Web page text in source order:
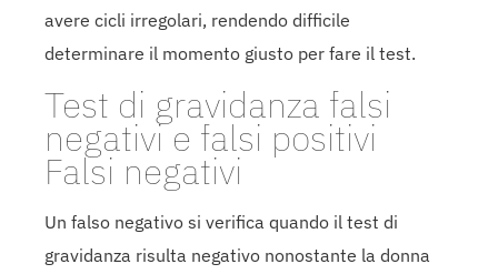
avere cicli irregolari, rendendo difficile
determinare il momento giusto per fare il test.
Test di gravidanza falsi
negativi e falsi positivi
Falsi negativi
Un falso negativo si verifica quando il test di
gravidanza risulta negativo nonostante la donna